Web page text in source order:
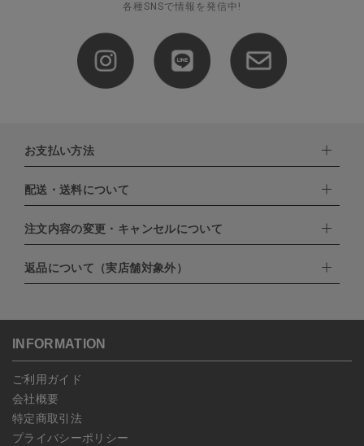
各種SNSで情報を発信中!
お支払い方法
下記お支払い方法よりお選びいただけます。
・クレジットカード（VISA,mastercard,JCB,AMERICAN
EXPRESS,Diners Club）
・PayPay
・NP後払い
配送・送料について
配達業者：日本郵便
北海道：1,400円
沖縄：1,400円
注文内容の変更・キャンセルについて
ご注文日当日から翌日のAM9:00までにご連絡頂いた場合はキャン
セルは可能です。
ンセルしていただいた後、ご希望の商品のみ再度ご注文お願いしま
予約商品など一部キャンセルが出来ない場合がございます。あらか
じめご了承ください。
返品について（実店舗対象外）
こちらよりご依頼ください。
INFORMATION
ご利用ガイド
会社概要
特定商取引法
プライバシーポリシー